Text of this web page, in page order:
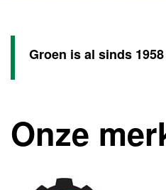
Groen is al sinds
Onze